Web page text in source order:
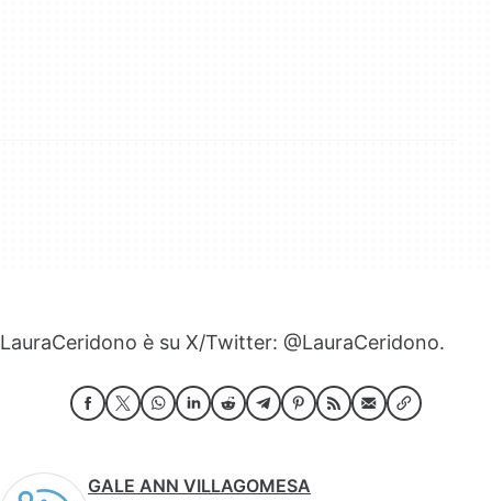
LauraCeridono è su X/Twitter: @LauraCeridono.
GALE ANN VILLAGOMESA